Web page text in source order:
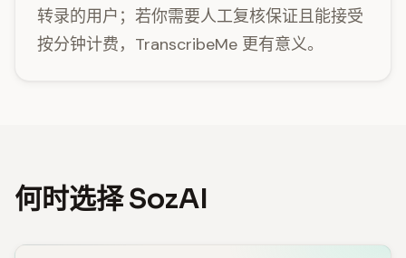
转录的用户；若你需要人工复核保证且能接受
按分钟计费，TranscribeMe 更有意义。
何时选择 SozAI